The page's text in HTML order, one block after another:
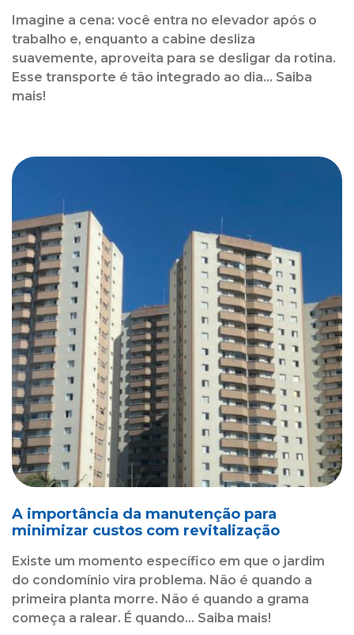
Imagine a cena: você entra no elevador após o
trabalho e, enquanto a cabine desliza
suavemente, aproveita para se desligar da rotina.
Esse transporte é tão integrado ao dia... Saiba
mais!
A importância da manutenção para
minimizar custos com revitalização
Existe um momento específico em que o jardim
do condomínio vira problema. Não é quando a
primeira planta morre. Não é quando a grama
começa a ralear. É quando... Saiba mais!